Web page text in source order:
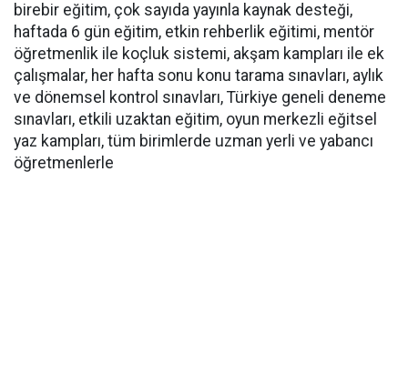
birebir eğitim, çok sayıda yayınla kaynak desteği,
haftada 6 gün eğitim, etkin rehberlik eğitimi, mentör
öğretmenlik ile koçluk sistemi, akşam kampları ile ek
çalışmalar, her hafta sonu konu tarama sınavları, aylık
ve dönemsel kontrol sınavları, Türkiye geneli deneme
sınavları, etkili uzaktan eğitim, oyun merkezli eğitsel
yaz kampları, tüm birimlerde uzman yerli ve yabancı
öğretmenlerle